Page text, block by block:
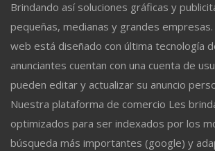
Brindando así soluciones gráficas y
pequeñas, medianas y grandes
web está diseñado con última tecnología
anunciantes cuentan con una cuenta de
pueden editar y actualizar su anuncio
Nuestra plataforma de comercio Les
optimizados para ser indexados por los
búsqueda más importantes (google) y